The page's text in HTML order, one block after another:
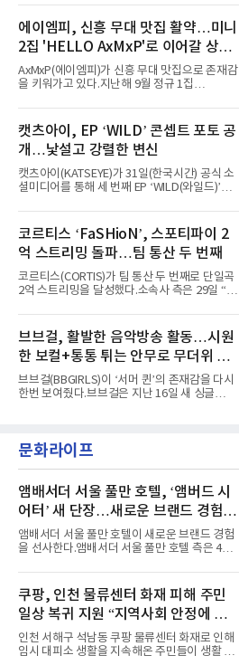
서 열린 ‘롤라팔루자 시카고’(Lollapalooza
Chicago)의 알리안츠 스테이지에 올랐다”며
“총 14곡으로 구성된 세트리스트를 선사, 데뷔 7
년 차다운 노련한 무대 매너와 파워풀한 에너지
로 현장의 분위기를 압도했다”고 밝혔다.1991
년 시작된 ‘롤라팔루자’는 8개 스테이지, 170여
팀의 아티스트와 40만 명 이상의 관객이 운집하
코르티스 등 K팝 스타들이 출연진 명단에 이름
을 올렸다.이날 에스파는
에이엠피, 신흥 무대 맛집 활약…미니
2집 'HELLO AxMxP'로 이어갈 상승
세
AxMxP(에이엠피)가 신흥 무대 맛집으로 존재감
을 키워가고 있다.지난해 9월 정규 1집
AxMxP는 데뷔 전부터 버스킹과 각종 페스티벌,
공연 무대에 오르며 실전 경험을 쌓아왔다.이들
은 소속사 패밀리 콘서트를 비롯해 '뷰티풀 민트
라이프 2025', '2025 부산국제록페스티벌' 등 대
형 무대에 잇달아 출연해 당찬 에너지와 풋풋한
매력으로 음악팬들의 눈도장을 찍었다.이후
AxMxP는 '카운트다운 판타지 2025-2026',
정적인 실력을 입증했고, 올해 '2026 어썸뮤직
페스티벌', '뷰티풀 민트 라이프 2026', '2026
캣츠아이, EP ‘WILD’ 콘셉트 포토 공
개…낯설고 강렬한 변신
캣츠아이(KATSEYE)가 31일(한국시간) 공식 소
셜미디어를 통해 세 번째 EP ‘WILD(와일드)’의
heart(와일드 하트)’라는 제목이 붙은 콘셉트 포
토에는 멤버들의 본능적이고 야성적인 면모가
강렬하게 담겼다. 짙은 아이섀도와 푸른빛·금빛·
붉은빛의 컬러 렌즈가 비현실적인 분위기를 자
아내고, 여러 원색이 불규칙하게 뒤섞인 멀티컬
러 헤어와 과감한 블루·블랙 립 메이크업이 낯설
고도 매혹적인 비주얼을 완성했다.스타일링 역
엣을 거침없이 결합했다. 멤버들은 각기 다른 개
성을 살린 스타일링을 선
코르티스 ‘FaSHioN’, 스포티파이 2
억 스트리밍 돌파…팀 통산 두 번째
코르티스(CORTIS)가 팀 통산 두 번째로 단일곡
2억 스트리밍을 달성했다.소속사 측은 29일 “코
벌 오디오·음원 스트리밍 플랫폼 스포티파이에
서 27일 자로 누적 재생 수 2억 회를 돌파했
다”고 밝혔다.곡이 발표된 지 약 10개월 만이다.
팀의 첫 번째 2억 스트리밍 곡은 동일 음반에 수
록된 ‘GO!’다. 이 노래는 공개 약 9개월 만인 지
난달 26일 자에 2억 고지를 밟았다. 이는 최근 5
년 내 데뷔한 보이그룹의 곡 중 최단기 2억 달성
했다. “내 티, 5 bucks 바지는, 만원” 등 멤버들
의 라이프 스타일
브브걸, 활발한 음악방송 활동…시원
한 보컬+통통 튀는 안무로 무더위 사
냥
브브걸(BBGIRLS)이 ‘서머 퀸’의 존재감을 다시
한번 보여줬다.브브걸은 지난 16일 새 싱글
MBC '쇼! 음악중심', SBS '인기가요' 등 주요 음
악방송 무대에 올라 화려한 퍼포먼스를 펼쳤다.
력을 앞세워 매 무대 색다른 볼거리를 선사했다.
특히 화사한 파스텔 톤의 비치웨어부터 청량한
마린룩, 햇살 아래 반짝이는 물결을 연상시키는
스커트, 강렬한 붉은 계열의 스타일링까지 각기
다른 매력을 선보였다. 브브걸은 다채로운 여름
패션을 완벽하게 소화하며 보
문화라이프
앰배서더 서울 풀만 호텔, ‘앰버드 시
어터’ 새 단장…새로운 브랜드 경험 선
사
앰배서더 서울 풀만 호텔이 새로운 브랜드 경험
을 선사한다.앰배서더 서울 풀만 호텔 측은 4일
이야기를 담은 인형 극장 콘셉트의 공간 ‘앰버드
시어터(Ambird Theater)’를 새롭게 선보인
다”고 밝혔다.앰배서더 서울 풀만 호텔은 로비
한편에 마련된 앰버드 존을 통해 앰버드의 세계
관을 소개해왔다. 앰버드 존은 앰버드가 우주여
행 중 수집한 다양한 굿즈를 전시한 '앰버드 플래
닛(Ambird Planet)과 계절별 플라워 연출로 사
쿠팡, 인천 물류센터 화재 피해 주민
일상 복귀 지원 “지역사회 안정에 총
력”
인천 서해구 석남동 쿠팡 물류센터 화재로 인해
임시 대피소 생활을 지속해온 주민들이 생활 터